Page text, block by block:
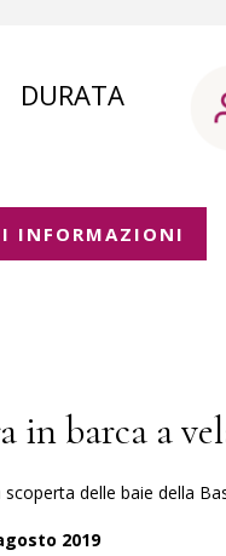
DURATA
INFORMAZIONI
in barca a
scoperta delle baie della
2019